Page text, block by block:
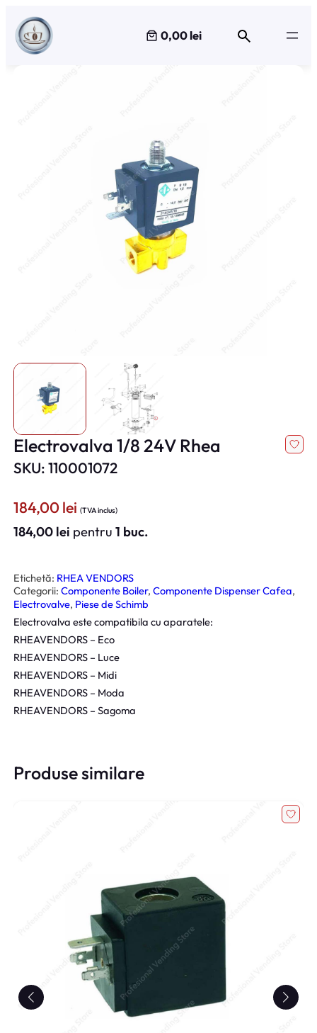
Sari
conținut
0,00 lei
Electrovalva 1/8 24V Rhea
SKU: 110001072
184,00lei (TVA inclus)
184,00 lei pentru1 buc.
Etichetă: RHEA VENDORS
Categorii:Componente Boiler, Componente Dispenser Cafea
Electrovalve, Piese de Schimb
Electrovalva este compatibila cu aparatele:
RHEAVENDORS – Eco
RHEAVENDORS – Luce
RHEAVENDORS – Midi
RHEAVENDORS – Moda
RHEAVENDORS – Sagoma
Produse similare